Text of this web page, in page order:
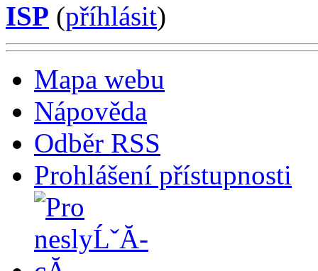
ISP (příhlásit)
Mapa webu
Nápověda
Odběr RSS
Prohlášení přístupnosti